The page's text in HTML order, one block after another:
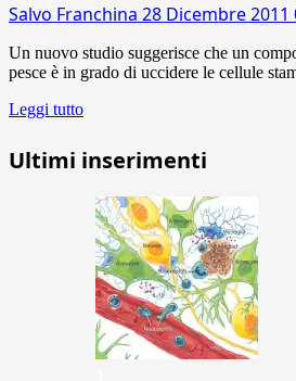
Salvo Franchina 28 Dicembre 2011
Un nuovo studio suggerisce che un
pesce è in grado di uccidere le cellule
Leggi tutto
Ultimi inserimenti